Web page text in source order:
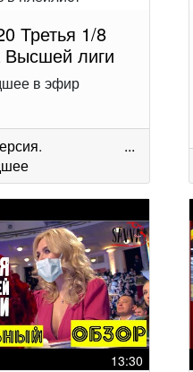
Третья 1/8
лиги
в эфир
.
...
13:30